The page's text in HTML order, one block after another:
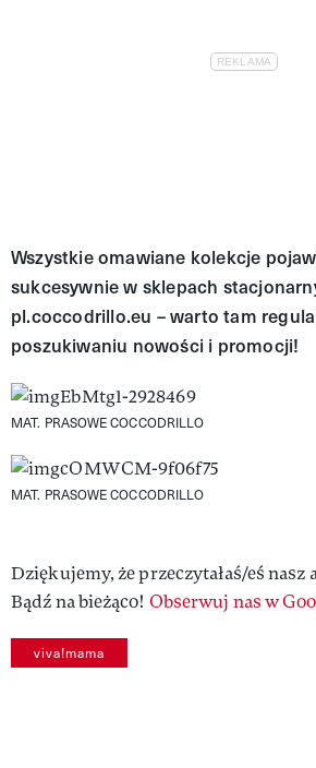
Wszystkie omawiane kolekcje
sukcesywnie w sklepach
pl.coccodrillo.eu – warto tam
poszukiwaniu nowości i promocji!
MAT. PRASOWE COCCODRILLO
MAT. PRASOWE COCCODRILLO
Dziękujemy, że przeczytałaś/eś nasz
Bądź na bieżąco! Obserwuj nas w
viva!mama